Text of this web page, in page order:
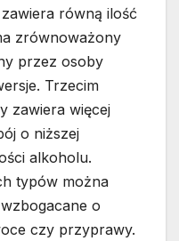
równą ilość
zrównoważony
przez osoby
Trzecim
zawiera więcej
o niższej
alkoholu.
typów można
o
czy przyprawy.